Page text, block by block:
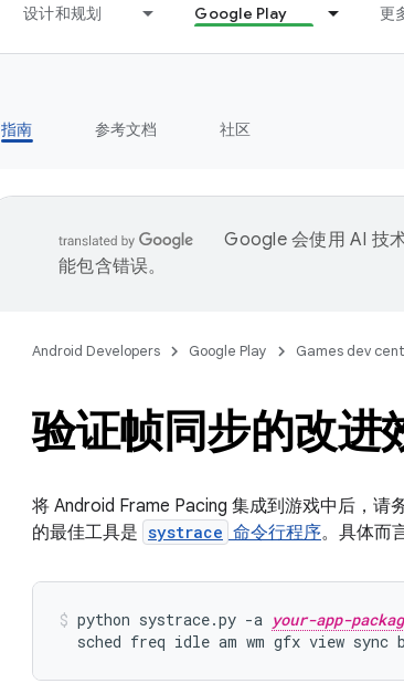
设计和规划 Google Play 更
指南 参考文档 社区
Google 会使用 AI 技
能包含错误。
Android Developers Google Play Games dev
验证帧同步的改进
将 Android Frame Pacing 集成到游戏中后，
的最佳工具是 systrace 命令行程序。具体而
python systrace.py -a your-app-
sched freq idle am wm gfx view sync